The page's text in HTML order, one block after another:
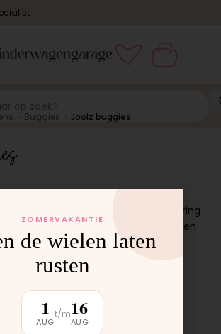
Buggies Joolz buggies
buggies, gereviseerd door onze
het merk waar we de meeste ervaring
gereinigd en klaar voor een
geen producten gevonden.
ZOMERVAKANTIE
de wielen laten
rusten
1
AUG
t/m16
AUG